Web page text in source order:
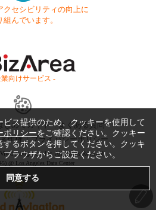
クセシビリティの向上に
組んでいます。
向けサービス -
じめてガイド
よくある質問
作権 プライバシーポリシー
Navigation, Inc. All Rights Reserved.
@ Los Angeles Data Center
ス提供のため、クッキーを使用して
ポリシーをご確認ください。クッキー
るボタンを押してください。クッキ
ラウザからご設定ください。